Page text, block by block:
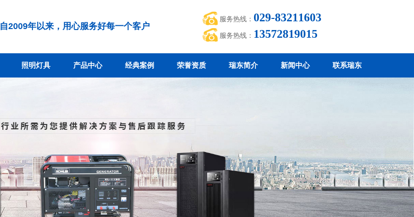
自2009年以来，用心服务好每一个客户
服务热线： 029-83211603
服务热线： 13572819015
照明灯具 产品中心 经典案例 荣誉资质 瑞东简介 新闻中心 联系瑞东